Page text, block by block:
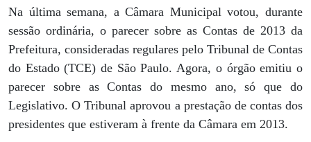
Na última semana, a Câmara Municipal votou, durante
sessão ordinária, o parecer sobre as Contas de 2013 da
Prefeitura, consideradas regulares pelo Tribunal de Contas
do Estado (TCE) de São Paulo. Agora, o órgão emitiu o
parecer sobre as Contas do mesmo ano, só que do
Legislativo. O Tribunal aprovou a prestação de contas dos
presidentes que estiveram à frente da Câmara em 2013.